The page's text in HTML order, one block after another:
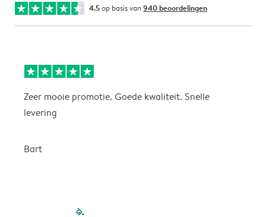
4.5op basis van 940 beoordelingen
Zeer mooie promotie. Goede kwaliteit. Snelle
levering
Bart
filled-pagination